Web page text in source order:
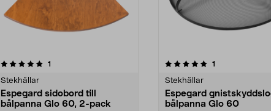
1
Stekhällar
Espegard sidobord till
bålpanna Glo 60, 2-pack
5.0av 5 stjärnor 1
Stekhällar
Espegard
bålpanna Glo 60
5.0av 5 stjärnor